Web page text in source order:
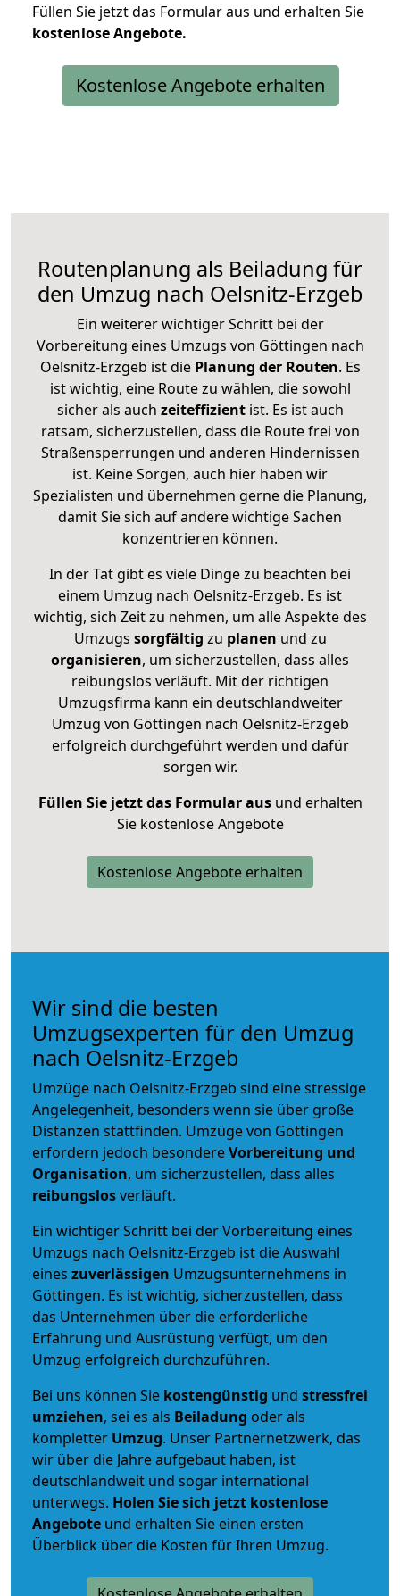
Füllen Sie jetzt das Formular aus und erhalten Sie
kostenloseAngebote.
Kostenlose Angebote erhalten
Routenplanung als Beiladung für
den Umzug nach Oelsnitz-Erzgeb
Ein weiterer wichtiger Schritt bei der
Vorbereitung eines Umzugs von Göttingen nach
Oelsnitz-Erzgeb ist diePlanung der Routen. Es
ist wichtig, eine Route zu wählen, die sowohl
sicher als auch zeiteffizientist. Es ist auch
ratsam, sicherzustellen, dass die Route frei von
Straßensperrungen und anderen Hindernissen
ist. Keine Sorgen, auch hier haben wir
Spezialisten und übernehmen gerne die Planung,
damit Sie sich auf andere wichtige Sachen
konzentrieren können.
In der Tat gibt es viele Dinge zu beachten bei
einem Umzug nach Oelsnitz-Erzgeb. Es ist
wichtig, sich Zeit zu nehmen, um alle Aspekte des
Umzugs sorgfältig zu planen und zu
organisieren, um sicherzustellen, dass alles
reibungslos verläuft. Mit der richtigen
Umzugsfirma kann ein deutschlandweiter
Umzug von Göttingen nach Oelsnitz-Erzgeb
erfolgreich durchgeführt werden und dafür
sorgen wir.
Füllen Sie jetzt das Formular ausund erhalten
Sie kostenlose Angebote
Kostenlose Angebote erhalten
Wir sind die besten
Umzugsexperten für den Umzug
nach Oelsnitz-Erzgeb
Umzüge nach Oelsnitz-Erzgeb sind eine stressige
Angelegenheit, besonders wenn sie über große
Distanzen stattfinden. Umzüge von Göttingen
erfordern jedoch besondereVorbereitung und
Organisation, um sicherzustellen, dass alles
reibungslosverläuft.
Ein wichtiger Schritt bei der Vorbereitung eines
Umzugs nach Oelsnitz-Erzgeb ist die Auswahl
eines zuverlässigen Umzugsunternehmens in
Göttingen. Es ist wichtig, sicherzustellen, dass
das Unternehmen über die erforderliche
Erfahrung und Ausrüstung verfügt, um den
Umzug erfolgreich durchzuführen.
Bei uns können Sie kostengünstig und stressfrei
umziehen, sei es als Beiladung oder als
kompletter Umzug. Unser Partnernetzwerk, das
wir über die Jahre aufgebaut haben, ist
deutschlandweit und sogar international
unterwegs. Holen Sie sich jetzt kostenlose
Angebote und erhalten Sie einen ersten
Überblick über die Kosten für Ihren Umzug.